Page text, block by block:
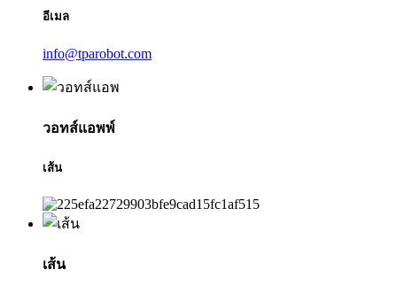
อีเมล
info@tparobot.com
วอทส์แอพพ์
เส้น
เส้น